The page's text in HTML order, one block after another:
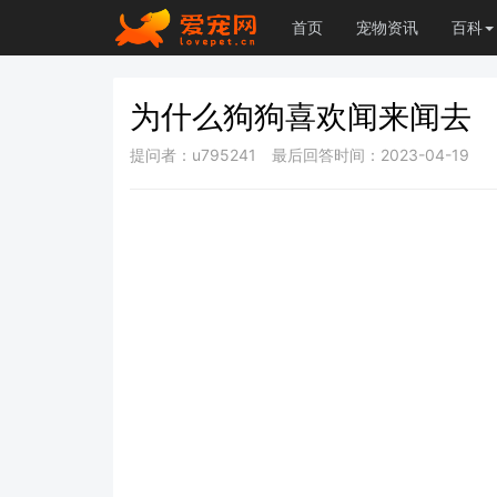
首页 宠物资讯 百科
为什么狗狗喜欢闻来闻去
提问者：u795241 最后回答时间：2023-04-19